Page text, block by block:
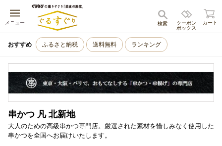
メニュー
キャンセル
クーポン
ボックス
検索 カート
おすすめ ふるさと納税 送料無料 ランキング
串かつ 凡 北新地
大人のための高級串かつ専門店。厳選された素材を惜しみなく使用した
串かつを全国へお届けいたします。